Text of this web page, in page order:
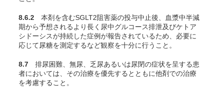
8.6.2 本剤を含むSGLT2阻害薬の投与中止後、血漿中半減
期から予想されるより長く尿中グルコース排泄及びケトア
シドーシスが持続した症例が報告されているため、必要に
応じて尿糖を測定するなど観察を十分に行うこと。
8.7 排尿困難、無尿、乏尿あるいは尿閉の症状を呈する患
者においては、その治療を優先するとともに他剤での治療
を考慮すること。